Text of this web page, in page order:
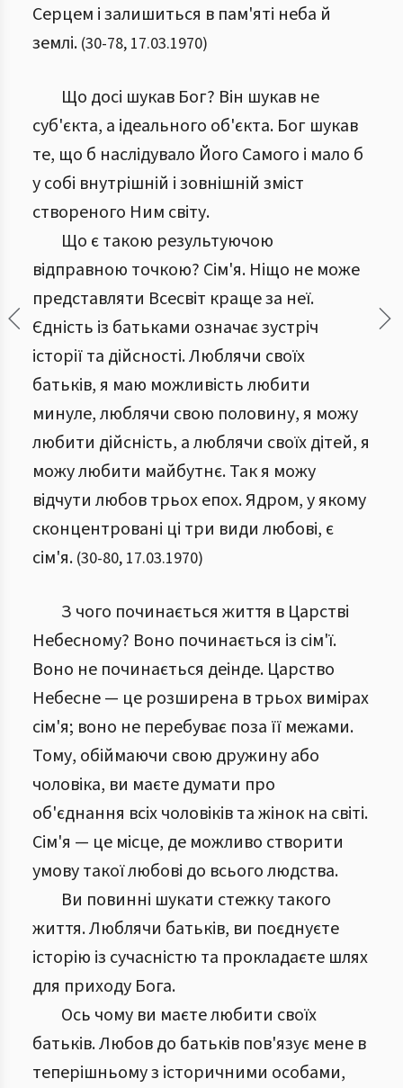
Серцем і залишиться в пам'яті неба й
землі. (30-78, 17.03.1970)
Що досі шукав Бог? Він шукав не
суб'єкта, а ідеального об'єкта. Бог шукав
те, що б наслідувало Його Самого і мало б
у собі внутрішній і зовнішній зміст
створеного Ним світу.
Що є такою результуючою
відправною точкою? Сім'я. Ніщо не може
представляти Всесвіт краще за неї.
Єдність із батьками означає зустріч
історії та дійсності. Люблячи своїх
батьків, я маю можливість любити
минуле, люблячи свою половину, я можу
любити дійсність, а люблячи своїх дітей, я
можу любити майбутнє. Так я можу
відчути любов трьох епох. Ядром, у якому
сконцентровані ці три види любові, є
сім'я. (30-80, 17.03.1970)
З чого починається життя в Царстві
Небесному? Воно починається із сім'ї.
Воно не починається деінде. Царство
Небесне — це розширена в трьох вимірах
сім'я; воно не перебуває поза її межами.
Тому, обіймаючи свою дружину або
чоловіка, ви маєте думати про
об'єднання всіх чоловіків та жінок на світі.
Сім'я — це місце, де можливо створити
умову такої любові до всього людства.
Ви повинні шукати стежку такого
життя. Люблячи батьків, ви поєднуєте
історію із сучасністю та прокладаєте шлях
для приходу Бога.
Ось чому ви маєте любити своїх
батьків. Любов до батьків пов'язує мене в
теперішньому з історичними особами,